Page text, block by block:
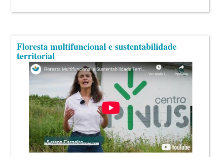
Floresta multifuncional e sustentabilidade
territorial